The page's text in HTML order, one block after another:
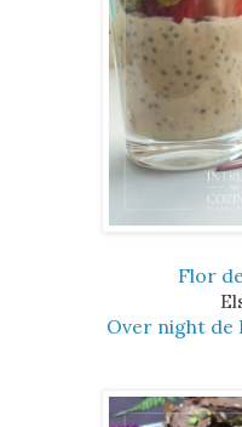
Flor
Over night de